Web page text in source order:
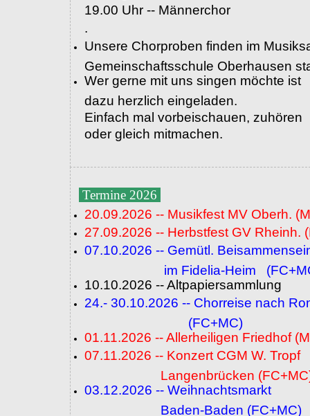
19.00 Uhr -- Männerchor
.
Unsere Chorproben finden im
Gemeinschaftsschule Oberhausen
Wer gerne mit uns singen möchte ist
dazu herzlich eingeladen.
Einfach mal vorbeischauen, zuhören
oder gleich mitmachen.
Termine 2026
20.09.2026 -- Musikfest MV Oberh.
27.09.2026 -- Herbstfest GV Rheinh.
07.10.2026 -- Gemütl.
im Fidelia-Heim
10.10.2026 -- Altpapiersammlung
24.- 30.10.2026 -- Chorreise nach
(FC+MC)
01.11.2026 -- Allerheiligen Friedhof
07.11.2026 -- Konzert CGM W. Tropf
Langenbrücken
03.12.2026 -- Weihnachtsmarkt
Baden-Baden (FC+MC)